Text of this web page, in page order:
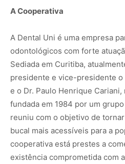
A Cooperativa
A Dental Uni é uma empresa
odontológicos com forte
Sediada em Curitiba,
presidente e vice-presidente o
e o Dr. Paulo Henrique
fundada em 1984 por um
reuniu com o objetivo de
bucal mais acessíveis para a
cooperativa está prestes a
existência comprometida com